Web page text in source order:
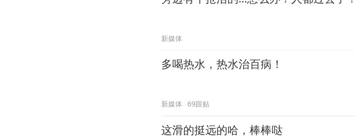
新媒体
多喝热水，热水治百病！
新媒体 69跟贴
这滑的挺远的哈，棒棒哒